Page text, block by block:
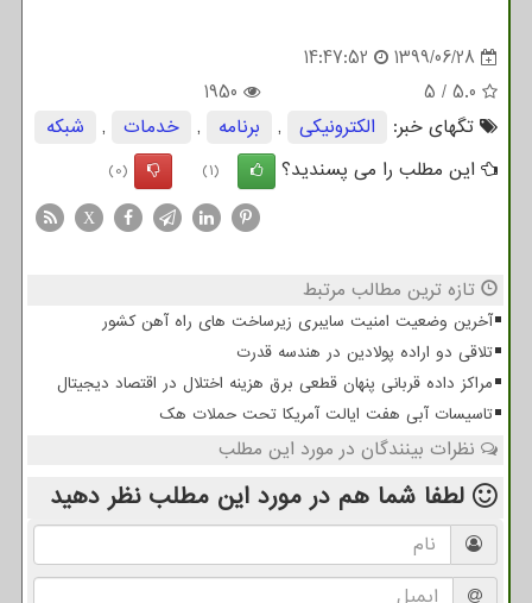
1399/06/28
14:47:52
5.0
/
5
1950
تگهای خبر:
الكترونیكی , برنامه , خدمات ,
شبكه
این مطلب را می پسندید؟
(1)
(0)
X
تازه ترین مطالب مرتبط
آخرین وضعیت امنیت سایبری زیرساخت های راه آهن کشور
تلاقی دو اراده پولادین در هندسه قدرت
مراکز داده قربانی پنهان قطعی برق هزینه اختلال در اقتصاد دیجیتال
تاسیسات آبی هفت ایالت آمریکا تحت حملات هک
نظرات بینندگان در مورد این مطلب
لطفا شما هم در مورد این مطلب نظر دهید